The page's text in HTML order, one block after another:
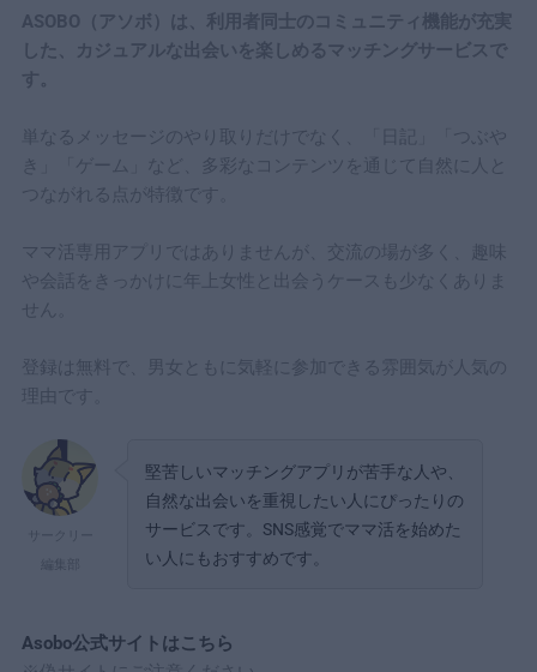
ASOBO（アソボ）は、利用者同士のコミュニティ機能が充実
した、カジュアルな出会いを楽しめるマッチングサービスで
す。
単なるメッセージのやり取りだけでなく、「日記」「つぶや
き」「ゲーム」など、多彩なコンテンツを通じて自然に人と
つながれる点が特徴です。
ママ活専用アプリではありませんが、交流の場が多く、趣味
や会話をきっかけに年上女性と出会うケースも少なくありま
せん。
登録は無料で、男女ともに気軽に参加できる雰囲気が人気の
理由です。
堅苦しいマッチングアプリが苦手な人や、
自然な出会いを重視したい人にぴったりの
サービスです。SNS感覚でママ活を始めた
い人にもおすすめです。
Asobo公式サイトはこちら